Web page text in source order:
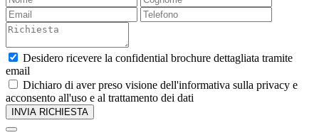
Desidero ricevere la confidential brochure dettagliata tramite
email
Dichiaro di aver preso visione dell'informativa sulla privacy e
acconsento all'uso e al trattamento dei dati